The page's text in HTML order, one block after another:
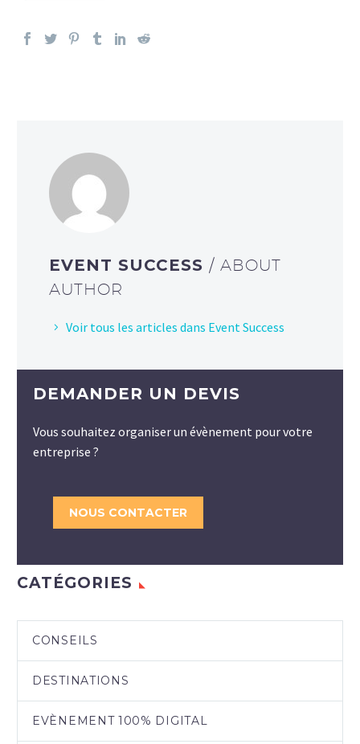
EVENT SUCCESS / ABOUT
AUTHOR
Voir tous les articles dans Event Success
DEMANDER UN DEVIS
Vous souhaitez organiser un évènement pour votre
entreprise ?
NOUS CONTACTER
CATÉGORIES
CONSEILS
DESTINATIONS
EVÈNEMENT 100% DIGITAL